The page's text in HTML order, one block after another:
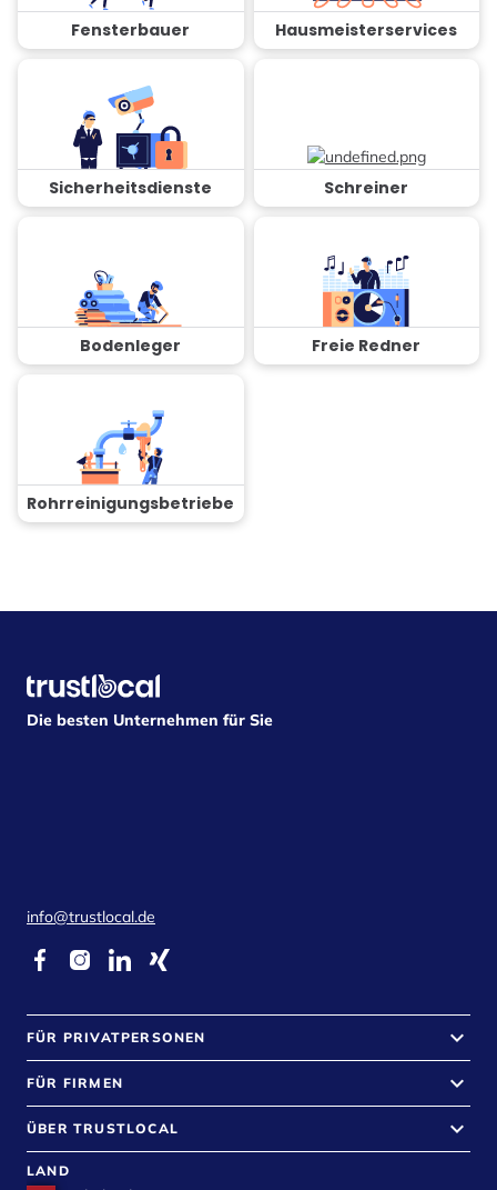
Fensterbauer Hausmeisterservices
Sicherheitsdienste Schreiner
Bodenleger Freie Redner
Rohrreinigungsbetriebe
Die besten Unternehmen für Sie
info@trustlocal.de
FÜR PRIVATPERSONEN keyboard_arrow_down
FÜR FIRMEN keyboard_arrow_down
ÜBER TRUSTLOCAL keyboard_arrow_down
LAND